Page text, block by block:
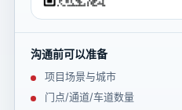
沟通前可以准备
项目场景与城市
门点/通道/车道数量